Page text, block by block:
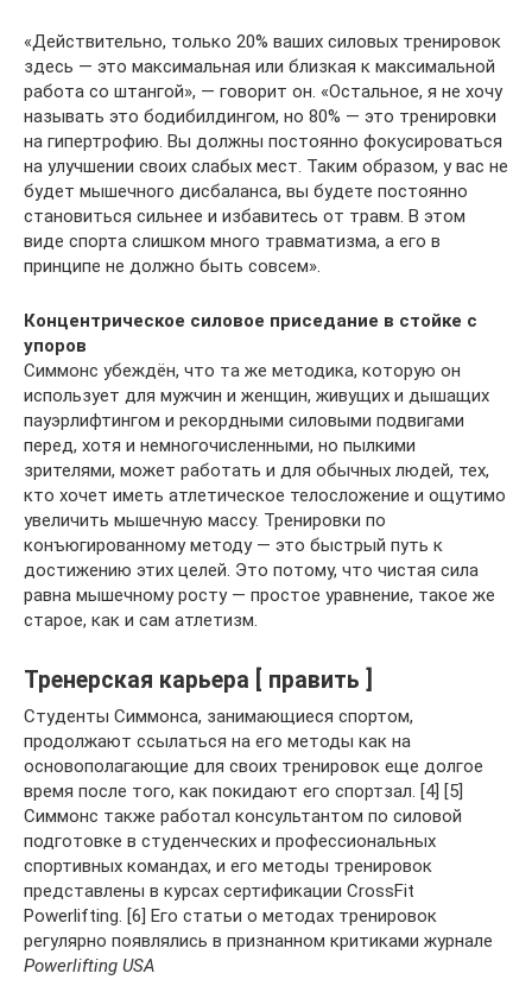
«Действительно, только 20% ваших силовых тренировок
здесь — это максимальная или близкая к максимальной
работа со штангой», — говорит он. «Остальное, я не хочу
называть это бодибилдингом, но 80% — это тренировки
на гипертрофию. Вы должны постоянно фокусироваться
на улучшении своих слабых мест. Таким образом, у вас не
будет мышечного дисбаланса, вы будете постоянно
становиться сильнее и избавитесь от травм. В этом
виде спорта слишком много травматизма, а его в
принципе не должно быть совсем».
Концентрическое силовое приседание в стойке с
упоров
Симмонс убеждён, что та же методика, которую он
использует для мужчин и женщин, живущих и дышащих
пауэрлифтингом и рекордными силовыми подвигами
перед, хотя и немногочисленными, но пылкими
зрителями, может работать и для обычных людей, тех,
кто хочет иметь атлетическое телосложение и ощутимо
увеличить мышечную массу. Тренировки по
конъюгированному методу — это быстрый путь к
достижению этих целей. Это потому, что чистая сила
равна мышечному росту — простое уравнение, такое же
старое, как и сам атлетизм.
Тренерская карьера [ править ]
Студенты Симмонса, занимающиеся спортом,
продолжают ссылаться на его методы как на
основополагающие для своих тренировок еще долгое
время после того, как покидают его спортзал. [4] [5]
Симмонс также работал консультантом по силовой
подготовке в студенческих и профессиональных
спортивных командах, и его методы тренировок
представлены в курсах сертификации CrossFit
Powerlifting. [6] Его статьи о методах тренировок
регулярно появлялись в признанном критиками журнале
Powerlifting USA